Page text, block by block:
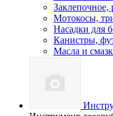
Заклепочное,
Мотокосы,
Насадки для
Канистры,
Масла и